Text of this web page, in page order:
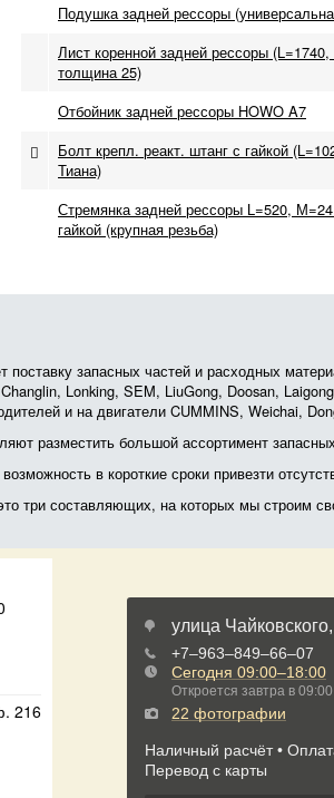
Подушка задней рессоры
Лист коренной задней рессоры
толщина 25)
Отбойник задней рессоры HOWO A7
Болт крепл. реакт. штанг с гайкой
Тиана)
Стремянка задней рессоры L=520, М=24
гайкой (крупная резьба)
запасных частей и расходных
Lonking, SEM, LiuGong, Doosan,
и на двигатели CUMMINS, Weichai,
разместить большой ассортимент
в короткие сроки привезти
три составляющих, на которых мы строим
216